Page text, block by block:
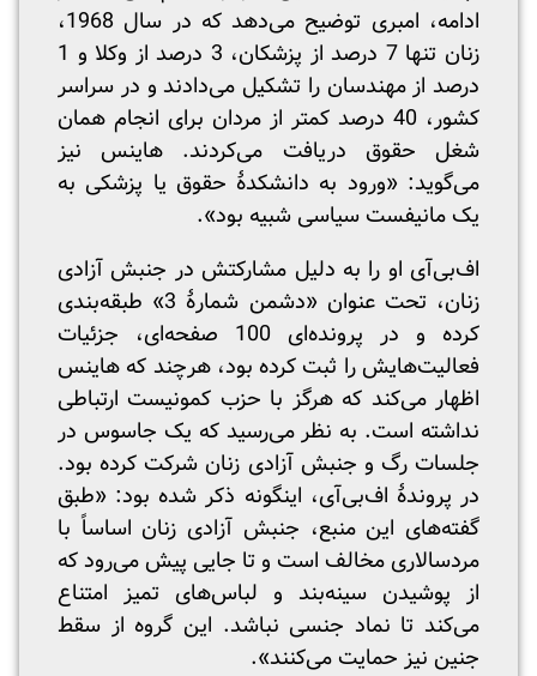
ادامه، امبری توضیح می‌دهد که در سال 1968،
زنان تنها 7 درصد از پزشکان، 3 درصد از وکلا و 1
درصد از مهندسان را تشکیل می‌دادند و در سراسر
کشور، 40 درصد کمتر از مردان برای انجام همان
شغل حقوق دریافت می‌کردند. هاینس نیز
می‌گوید: «ورود به دانشکدۀ حقوق یا پزشکی به
یک مانیفست سیاسی شبیه بود».
اف‌بی‌آی او را به دلیل مشارکتش در جنبش آزادی
زنان، تحت عنوان «دشمن شمارۀ 3» طبقه‌بندی
کرده و در پرونده‌ای 100 صفحه‌ای، جزئیات
فعالیت‌هایش را ثبت کرده بود، هرچند که هاینس
اظهار می‌کند که هرگز با حزب کمونیست ارتباطی
نداشته است. به نظر می‌رسید که یک جاسوس در
جلسات رگ و جنبش آزادی زنان شرکت کرده بود.
در پروندۀ اف‌بی‌آی، اینگونه ذکر شده بود: «طبق
گفته‌های این منبع، جنبش آزادی زنان اساساً با
مردسالاری مخالف است و تا جایی پیش می‌رود که
از پوشیدن سینه‌بند و لباس‌های تمیز امتناع
می‌کند تا نماد جنسی نباشد. این گروه از سقط
جنین نیز حمایت می‌کنند».